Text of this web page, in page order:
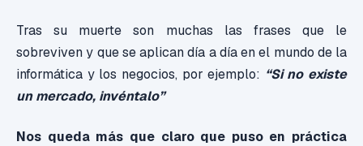
Tras su muerte son muchas las frases que le
sobreviven y que se aplican día a día en el mundo de la
informática y los negocios, por ejemplo: “Si no existe
un mercado, invéntalo”
Nos queda más que claro que puso en práctica